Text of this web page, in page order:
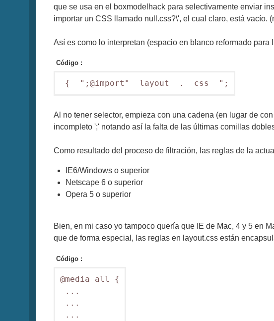
que se usa en el boxmodelhack para selectivamente enviar
importar un CSS llamado null.css?\', el cual claro, está vacío.
Así es como lo interpretan (espacio en blanco reformado para
Código :
{  ";@import"  layout  .  css  ";
Al no tener selector, empieza con una cadena (en lugar de
incompleto ';' notando así la falta de las últimas comillas
Como resultado del proceso de filtración, las reglas de la
IE6/Windows o superior
Netscape 6 o superior
Opera 5 o superior
Bien, en mi caso yo tampoco quería que IE de Mac, 4 y 5 en
que de forma especial, las reglas en layout.css están
Código :
@media all {